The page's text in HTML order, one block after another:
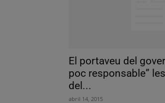
El portaveu del
poc responsable”
del...
abril 14, 2015